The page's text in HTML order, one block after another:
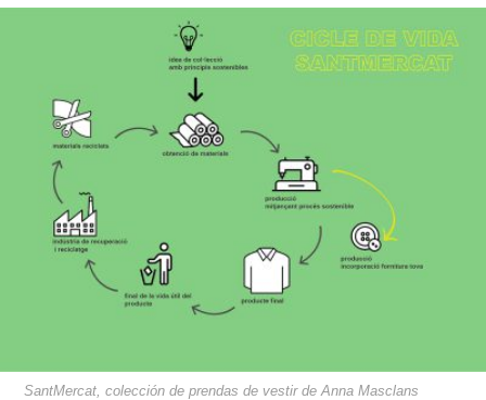
SantMercat, colección de prendas de vestir de Anna Masclans